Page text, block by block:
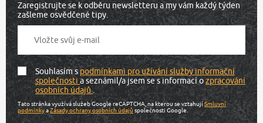
Zaregistrujte se k odběru newsletteru a my vám každý týden
zašleme osvědčené tipy.
Souhlasím spodmínkami pro užívání služby informační
společnostia seznámil/a jsem se s informací ozpracování
osobních údajů.
Tato stránka využívá služeb Google reCAPTCHA, na kterou se vztahujíSmluvní
podmínkyaZásady ochrany osobních údajů společnosti Google.